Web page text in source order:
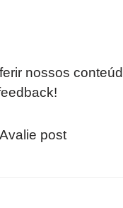
nossos
Avalie post